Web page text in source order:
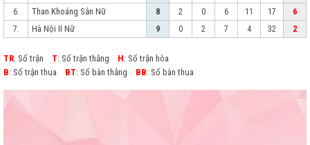
6.
Than Khoáng Sản Nữ 8 2 0 6 11 17
6
7.
Hà Nội II Nữ 9 0 2 7 4 32 2
TR: Số trận T: Số trận thắng H: Số trận hòa
B: Số trận thua BT: Số bàn thắng BB: Số bàn thua